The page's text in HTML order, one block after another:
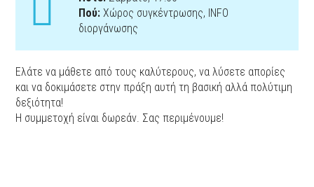
Πού: Χώρος συγκέντρωσης, ΙNFO
διοργάνωσης
Ελάτε να μάθετε από τους καλύτερους, να λύσετε απορίες
και να δοκιμάσετε στην πράξη αυτή τη βασική αλλά πολύτιμη
δεξιότητα!
Η συμμετοχή είναι δωρεάν. Σας περιμένουμε!